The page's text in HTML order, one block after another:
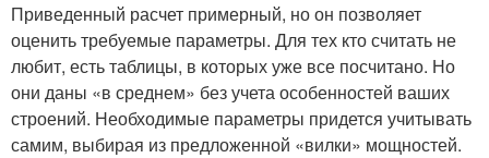
Приведенный расчет примерный, но он позволяет
оценить требуемые параметры. Для тех кто считать не
любит, есть таблицы, в которых уже все посчитано. Но
они даны «в среднем» без учета особенностей ваших
строений. Необходимые параметры придется учитывать
самим, выбирая из предложенной «вилки» мощностей.